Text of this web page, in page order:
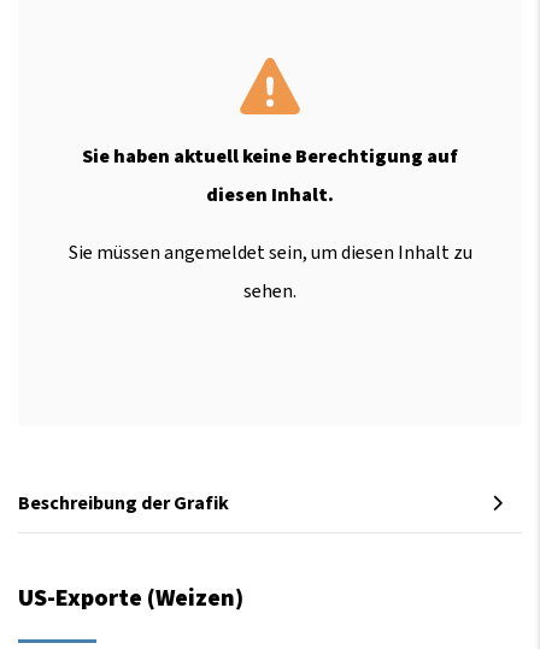
Sie haben aktuell keine Berechtigung auf
diesen Inhalt.
Sie müssen angemeldet sein, um diesen Inhalt zu
sehen.
Beschreibung der Grafik
US-Exporte (Weizen)